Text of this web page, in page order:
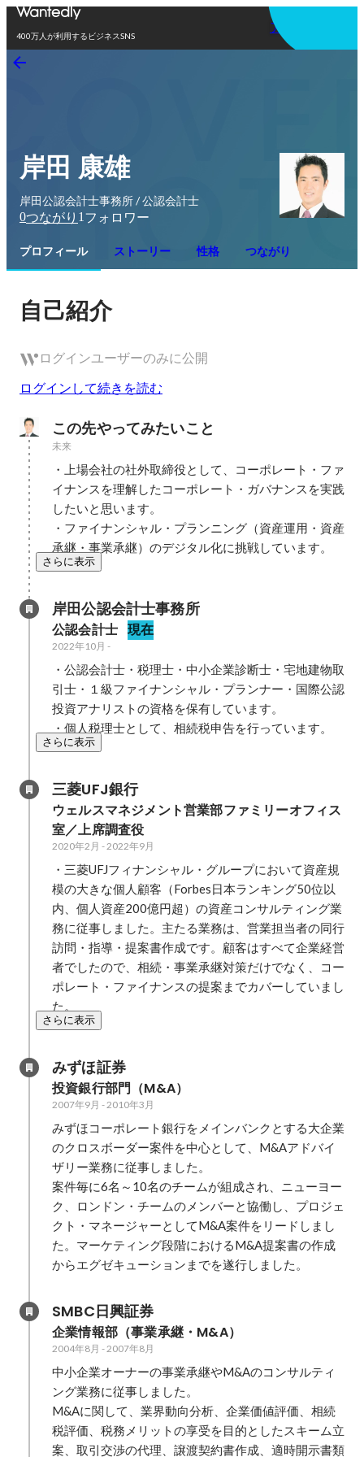
400万人が利用するビジネスSNS
アプリを使う
岸田 康雄
岸田公認会計士事務所 / 公認会計士
0つながり 1 フォロワー
プロフィール ストーリー 性格 つながり
自己紹介
ログインユーザーのみに公開
ログインして続きを読む
この先やってみたいこと
未来
・上場会社の社外取締役として、コーポレート・ファ
イナンスを理解したコーポレート・ガバナンスを実践
したいと思います。
・ファイナンシャル・プランニング（資産運用・資産
承継・事業承継）のデジタル化に挑戦しています。
さらに表示
岸田公認会計士事務所
公認会計士 現在
2022年10月 -
・公認会計士・税理士・中小企業診断士・宅地建物取
引士・１級ファイナンシャル・プランナー・国際公認
投資アナリストの資格を保有しています。
・個人税理士として、相続税申告を行っています。
さらに表示
三菱UFJ銀行
ウェルスマネジメント営業部ファミリーオフィス
室／上席調査役
2020年2月 -2022年9月
・三菱UFJフィナンシャル・グループにおいて資産規
模の大きな個人顧客（Forbes日本ランキング50位以
内、個人資産200億円超）の資産コンサルティング業
務に従事しました。主たる業務は、営業担当者の同行
訪問・指導・提案書作成です。顧客はすべて企業経営
者でしたので、相続・事業承継対策だけでなく、コー
ポレート・ファイナンスの提案までカバーしていまし
た。
さらに表示
みずほ証券
投資銀行部門（M&A）
2007年9月 -2010年3月
みずほコーポレート銀行をメインバンクとする大企業
のクロスボーダー案件を中心として、M&Aアドバイ
ザリー業務に従事しました。
案件毎に6名～10名のチームが組成され、ニューヨー
ク、ロンドン・チームのメンバーと協働し、プロジェ
クト・マネージャーとしてM&A案件をリードしまし
た。マーケティング段階におけるM&A提案書の作成
SMBC日興証券
企業情報部（事業承継・M&A）
2004年8月 -2007年8月
中小企業オーナーの事業承継やM&Aのコンサルティ
ング業務に従事しました。
M&Aに関して、業界動向分析、企業価値評価、相続
税評価、税務メリットの享受を目的としたスキーム立
案、取引交渉の代理、譲渡契約書作成、適時開示書類